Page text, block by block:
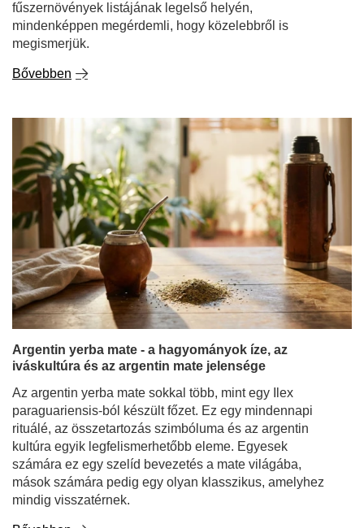
fűszernövények listájának legelső helyén,
mindenképpen megérdemli, hogy közelebbről is
megismerjük.
Bővebben
Argentin yerba mate - a hagyományok íze, az
iváskultúra és az argentin mate jelensége
Az argentin yerba mate sokkal több, mint egy
Ilex
paraguariensis-ból készült főzet. Ez egy mindennapi
rituálé, az összetartozás szimbóluma és az argentin
kultúra egyik legfelismerhetőbb eleme. Egyesek
számára ez egy szelíd bevezetés a mate világába,
mások számára pedig egy olyan klasszikus, amelyhez
mindig visszatérnek.